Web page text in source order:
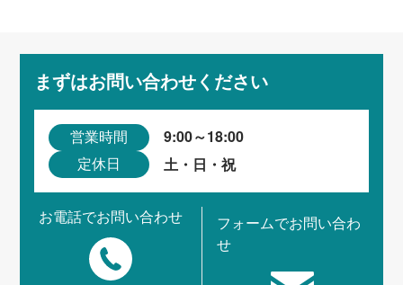
まずはお問い合わせください
営業時間 9:00～18:00
定休日 土・日・祝
お電話でお問い合わせ
フォームでお問い合わ
せ